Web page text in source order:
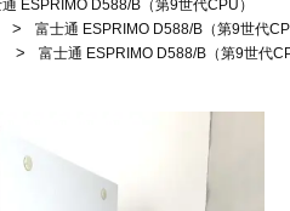
ESPRIMO D588/B（第9世代CPU）
>
富士通 ESPRIMO D588/B（第9世代
> 富士通 ESPRIMO D588/B（第9世代